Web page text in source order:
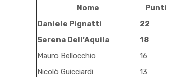
Nome Punti
Daniele Pignatti
22
Serena Dell’Aquila
18
Mauro Bellocchio
16
Nicolò Guicciardi
13